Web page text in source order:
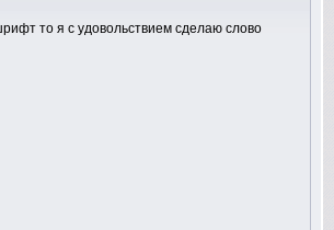
то я с удовольствием сделаю слово